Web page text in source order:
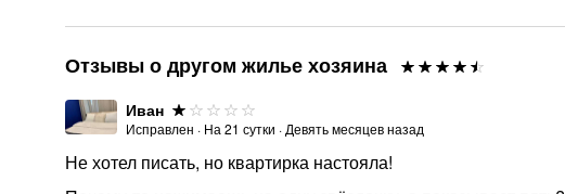
Отзывы о другом жилье хозяина
Иван
Исправлен · На 21 сутки · Девять месяцев назад
Не хотел писать, но квартирка настояла!